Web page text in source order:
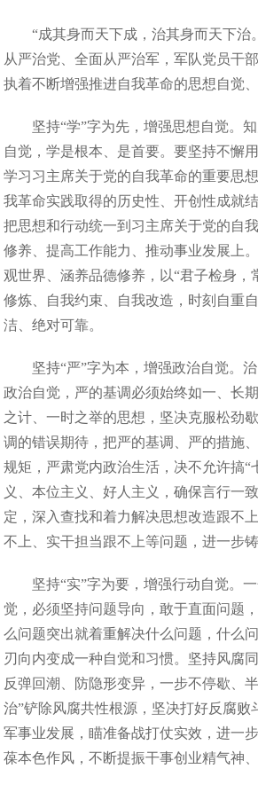
“成其身而天下成，治其身而天下治
从严治党、全面从严治军，军队党员干
执着不断增强推进自我革命的思想自觉
坚持“学”字为先，增强思想自觉。知
自觉，学是根本、是首要。要坚持不懈
学习习主席关于党的自我革命的重要思
我革命实践取得的历史性、开创性成就
把思想和行动统一到习主席关于党的自
修养、提高工作能力、推动事业发展上
观世界、涵养品德修养，以“君子检身
修炼、自我约束、自我改造，时刻自重
洁、绝对可靠。
坚持“严”字为本，增强政治自觉。治
政治自觉，严的基调必须始终如一、长
之计、一时之举的思想，坚决克服松劲
调的错误期待，把严的基调、严的措施
规矩，严肃党内政治生活，决不允许搞
义、本位主义、好人主义，确保言行一
定，深入查找和着力解决思想改造跟不
不上、实干担当跟不上等问题，进一步
坚持“实”字为要，增强行动自觉。一
觉，必须坚持问题导向，敢于直面问题
么问题突出就着重解决什么问题，什么
刃向内变成一种自觉和习惯。坚持风腐
反弹回潮、防隐形变异，一步不停歇、
治”铲除风腐共性根源，坚决打好反腐
军事业发展，瞄准备战打仗实效，进一
葆本色作风，不断提振干事创业精气神